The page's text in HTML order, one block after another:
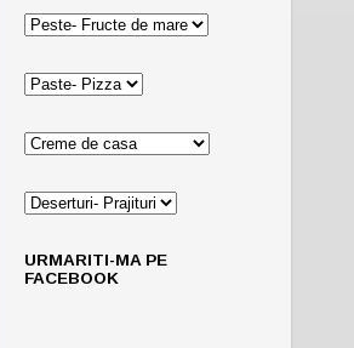
URMARITI-MA PE
FACEBOOK